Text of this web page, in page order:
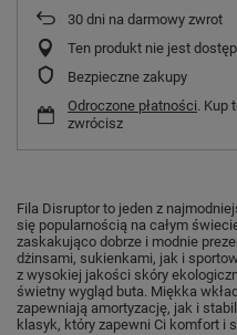
30 dni na darmowy zwrot
Ten produkt nie jest
Bezpieczne zakupy
Odroczone płatności. Kup
zwrócisz
Fila Disruptor to jeden z
się popularnością na całym
zaskakująco dobrze i modnie
dżinsami, sukienkami, jak i
z wysokiej jakości skóry
świetny wygląd buta. Miękka
zapewniają amortyzację, jak i
klasyk, który zapewni Ci komfort i